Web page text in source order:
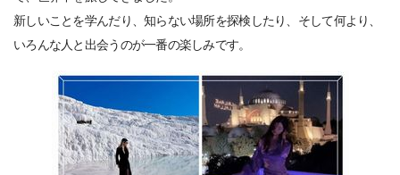
新しいことを学んだり、知らない場所を探検したり、そして何より、
いろんな人と出会うのが一番の楽しみです。